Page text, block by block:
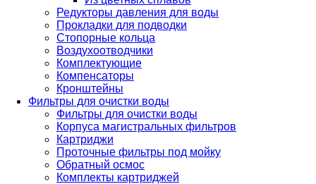
Редукторы давления для воды
Прокладки для подводки
Стопорные кольца
Воздухоотводчики
Комплектующие
Компенсаторы
Кронштейны
Фильтры для очистки воды
Фильтры для очистки воды
Корпуса магистральных фильтров
Картриджи
Проточные фильтры под мойку
Обратный осмос
Комплекты картриджей